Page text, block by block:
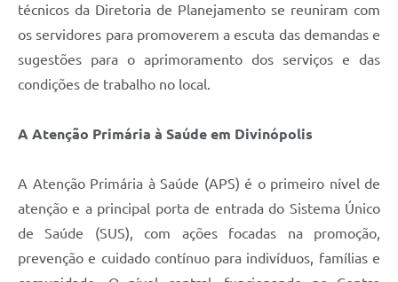
técnicos da Diretoria de Planejamento se reuniram com
os servidores para promoverem a escuta das demandas e
sugestões para o aprimoramento dos serviços e das
condições de trabalho no local.
A Atenção Primária à Saúde em Divinópolis
A Atenção Primária à Saúde (APS) é o primeiro nível de
atenção e a principal porta de entrada do Sistema Único
de Saúde (SUS), com ações focadas na promoção,
prevenção e cuidado contínuo para indivíduos, famílias e